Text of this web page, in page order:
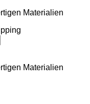
Materialien
Materialien